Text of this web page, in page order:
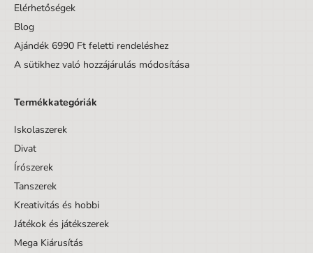
Elérhetőségek
Blog
Ajándék 6990 Ft feletti rendeléshez
A sütikhez való hozzájárulás módosítása
Termékkategóriák
Iskolaszerek
Divat
Írószerek
Tanszerek
Kreativitás és hobbi
Játékok és játékszerek
Mega Kiárusítás